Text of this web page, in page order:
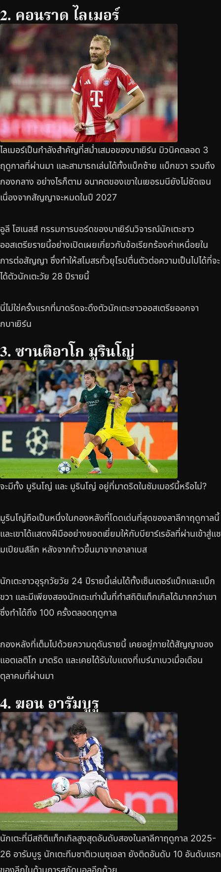
2. คอนราด ไลเมอร์
ไลเมอร์เป็นกำลังสำคัญที่สม่ำเสมอของบาเยิร์น มิวนิคตลอด 3
ฤดูกาลที่ผ่านมา และสามารถเล่นได้ทั้งแบ็กซ้าย แบ็กขวา รวมถึง
กองกลาง อย่างไรก็ตาม อนาคตของเขาในเยอรมนียังไม่ชัดเจน
เนื่องจากสัญญาจะหมดในปี 2027
อูลี โฮเนสส์ กรรมการบอร์ดของบาเยิร์นวิจารณ์นักเตะชาว
ออสเตรียรายนี้อย่างเปิดเผยเกี่ยวกับข้อเรียกร้องค่าเหนื่อยใน
การต่อสัญญา ซึ่งทำให้สโมสรทั่วยุโรปตื่นตัวต่อความเป็นไปได้ที่จะ
ได้ตัวนักเตะวัย 28 ปีรายนี้
นี่ไม่ใช่ครั้งแรกที่มาดริดจะดึงตัวนักเตะชาวออสเตรียออกจา
กบาเยิร์น
3. ซานติอาโก มูรินโญ่
จะมีทั้ง มูรินโญ่ และ มูรินโญ่ อยู่ที่มาดริดในซัมเมอร์นี้หรือไม่?
มูรินโญ่ถือเป็นหนึ่งในกองหลังที่โดดเด่นที่สุดของลาลีกาฤดูกาลนี้
และเขาได้แสดงฝีมืออย่างยอดเยี่ยมให้กับบียาร์เรอัลที่ผ่านเข้าสู่แช
มเปียนส์ลีก หลังจากก้าวขึ้นมาจากอาลาเบส
นักเตะชาวอุรุกวัยวัย 24 ปีรายนี้เล่นได้ทั้งเซ็นเตอร์แบ็กและแบ็ก
ขวา และมีเพียงสองนักเตะเท่านั้นที่ทำสถิติแท็กเกิลได้มากกว่าเขา
ซึ่งทำได้ถึง 100 ครั้งตลอดฤดูกาล
กองหลังที่เต็มไปด้วยความดุดันรายนี้ เคยอยู่ภายใต้สัญญาของ
แอตเลติโก มาดริด และเคยได้รับใบแดงที่เบร์นาเบวเมื่อเดือน
ตุลาคมที่ผ่านมา
4. ฆอน อารัมบูรู
นักเตะที่มีสถิติแท็กเกิลสูงสุดอันดับสองในลาลีกาฤดูกาล 2025-
26 อารัมบูรู นักเตะทีมชาติเวเนซุเอลา ยังติดอันดับ 10 อันดับแรก